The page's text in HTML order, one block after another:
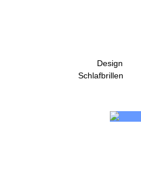
Design
Schlafbrillen